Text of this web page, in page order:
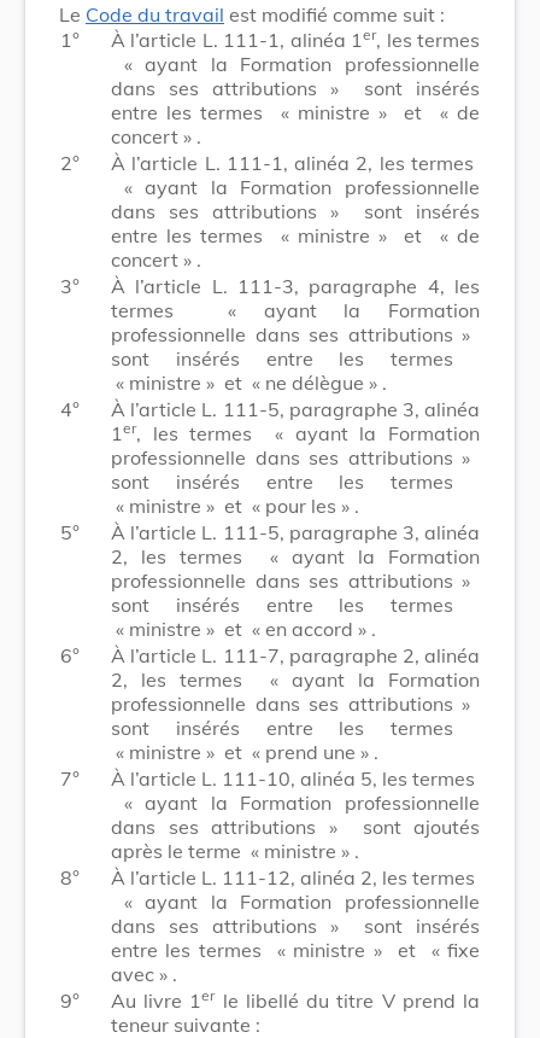
Le Code du travail est modifié comme suit :
1°
À l’article L. 111-1, alinéa 1er, les termes
« ayant la Formation professionnelle
dans ses attributions »
sont insérés
entre les termes
« ministre » et
« de
concert » .
2°
À l’article L. 111-1, alinéa 2, les termes
« ayant la Formation professionnelle
dans ses attributions »
sont insérés
entre les termes
« ministre » et
« de
concert » .
3°
À l’article L. 111-3, paragraphe 4, les
termes
« ayant la Formation
professionnelle dans ses attributions »
sont insérés entre les termes
« ministre » et « ne délègue » .
4°
À l’article L. 111-5, paragraphe 3, alinéa
1 er, les termes
« ayant la Formation
professionnelle dans ses attributions »
sont insérés entre les termes
« ministre » et « pour les » .
5°
À l’article L. 111-5, paragraphe 3, alinéa
2, les termes
« ayant la Formation
professionnelle dans ses attributions »
sont insérés entre les termes
« ministre » et « en accord » .
6°
À l’article L. 111-7, paragraphe 2, alinéa
2, les termes
« ayant la Formation
professionnelle dans ses attributions »
sont insérés entre les termes
« ministre » et « prend une » .
7°
À l’article L. 111-10, alinéa 5, les termes
« ayant la Formation professionnelle
dans ses attributions »
sont ajoutés
après le terme « ministre » .
8°
À l’article L. 111-12, alinéa 2, les termes
« ayant la Formation professionnelle
dans ses attributions »
sont insérés
entre les termes
« ministre » et
« fixe
avec » .
9°
Au livre 1erle libellé du titre V prend la
teneur suivante :